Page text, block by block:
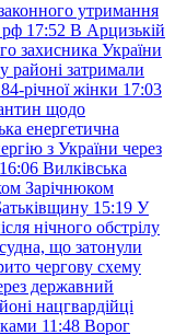
утримання
рф 17:52 В Арцизькій
захисника України
районі затримали
річної жінки 17:03
щодо
енергетична
з України через
16:06 Вилківська
Зарічнюком
15:19 У
нічного обстрілу
що затонули
чергову схему
державний
нацгвардійці
11:48 Ворог